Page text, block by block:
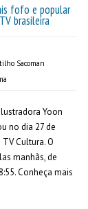
fofo e popular
brasileira
Sacoman
Yoon
no dia 27 de
Cultura. O
manhãs, de
Conheça mais